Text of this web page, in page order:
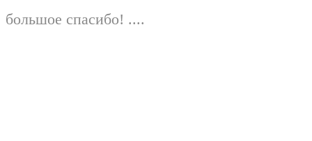
большое спасибо! ....